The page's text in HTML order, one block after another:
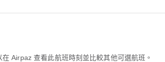
Airpaz 查看此航班時刻並比較其他可選航班。